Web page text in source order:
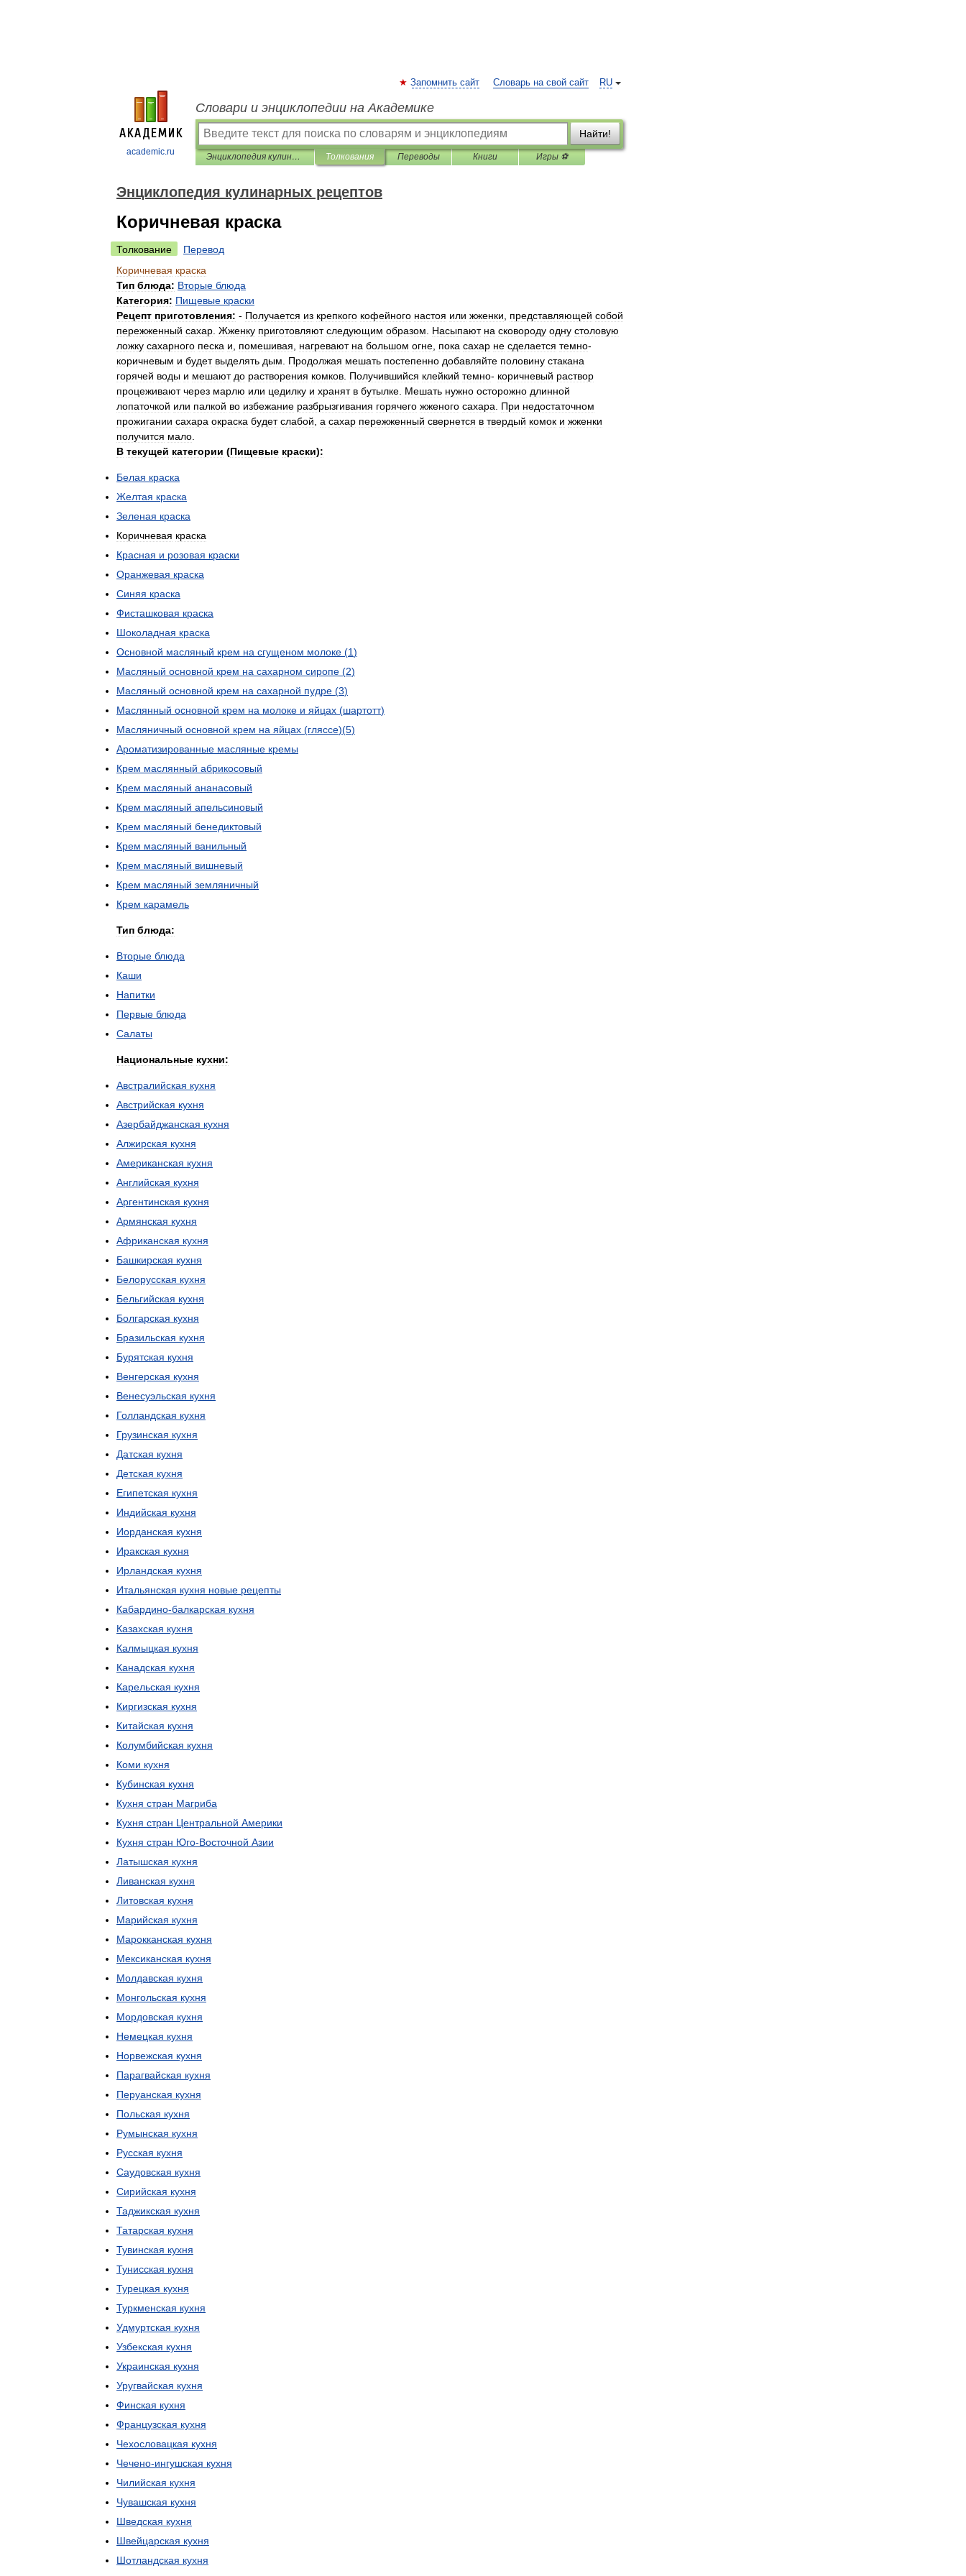
academic.ru
RU
Запомнить сайт Словарь на свой сайт
Словари и энциклопедии на Академике
Найти!
Энциклопедия кулинарных рецептов Толкования Переводы Книги Игры ⚽
Энциклопедия кулинарных рецептов
Коричневая краска
Толкование
Перевод
Коричневая краска
Тип блюда: Вторые блюда
Категория: Пищевые краски
Рецепт приготовления: - Получается из крепкого кофейного настоя или жженки представляющей собой
пережженный сахар Жженку приготовляют следующим образом Насыпают на сковороду одну столовую
ложку сахарного песка и помешивая нагревают на большом огне пока сахар не сделается темно-
коричневым и будет выделять дым Продолжая мешать постепенно добавляйте половину стакана
горячей воды и мешают до растворения комков Получившийся клейкий темно- коричневый раствор
процеживают через марлю или цедилку и хранят в бутылке Мешать нужно осторожно длинной
лопаточкой или палкой во избежание разбрызгивания горячего жженого сахара При недостаточном
прожигании сахара окраска будет слабой а сахар пережженный свернется в твердый комок и жженки
получится мало
В текущей категории (Пищевые краски):
Белая краска
Желтая краска
Зеленая краска
Коричневая краска
Красная и розовая краски
Оранжевая краска
Синяя краска
Фисташковая краска
Шоколадная краска
Основной масляный крем на сгущеном молоке (1)
Масляный основной крем на сахарном сиропе (2)
Масляный основной крем на сахарной пудре (3)
Маслянный основной крем на молоке и яйцах (шартотт)
Масляничный основной крем на яйцах (гляссе)(5)
Ароматизированные масляные кремы
Крем маслянный абрикосовый
Крем масляный ананасовый
Крем масляный апельсиновый
Крем масляный бенедиктовый
Крем масляный ванильный
Крем масляный вишневый
Крем масляный земляничный
Крем карамель
Тип блюда:
Вторые блюда
Каши
Напитки
Первые блюда
Салаты
Национальные кухни:
Австралийская кухня
Австрийская кухня
Азербайджанская кухня
Алжирская кухня
Американская кухня
Английская кухня
Аргентинская кухня
Армянская кухня
Африканская кухня
Башкирская кухня
Белорусская кухня
Бельгийская кухня
Болгарская кухня
Бразильская кухня
Бурятская кухня
Венгерская кухня
Венесуэльская кухня
Голландская кухня
Грузинская кухня
Датская кухня
Детская кухня
Египетская кухня
Индийская кухня
Иорданская кухня
Иракская кухня
Ирландская кухня
Итальянская кухня новые рецепты
Кабардино-балкарская кухня
Казахская кухня
Калмыцкая кухня
Канадская кухня
Карельская кухня
Киргизская кухня
Китайская кухня
Колумбийская кухня
Коми кухня
Кубинская кухня
Кухня стран Магриба
Кухня стран Центральной Америки
Кухня стран Юго-Восточной Азии
Латышская кухня
Ливанская кухня
Литовская кухня
Марийская кухня
Марокканская кухня
Мексиканская кухня
Молдавская кухня
Монгольская кухня
Мордовская кухня
Немецкая кухня
Норвежская кухня
Парагвайская кухня
Перуанская кухня
Польская кухня
Румынская кухня
Русская кухня
Саудовская кухня
Сирийская кухня
Таджикская кухня
Татарская кухня
Тувинская кухня
Тунисская кухня
Турецкая кухня
Туркменская кухня
Удмуртская кухня
Узбекская кухня
Украинская кухня
Уругвайская кухня
Финская кухня
Французская кухня
Чехословацкая кухня
Чечено-ингушская кухня
Чилийская кухня
Чувашская кухня
Шведская кухня
Швейцарская кухня
Шотландская кухня